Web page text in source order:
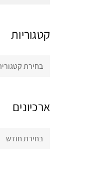
קטגוריות
ארכיונים